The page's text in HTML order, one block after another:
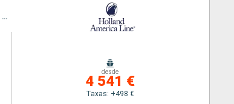
Itinerário : Tokyo, Shimizu, Osaka, Hiroshima, Pusan, Sakai-Minato, Maizuru, Kanazawa, Hakodate, Miyako, hittachinaka, Tokyo, Kobe, kochi, Kagoshima, Fukuoka, Sokcho, Kanazawa, Sakata, Hakodate, aomori, Miyako, Tokyo
desde
4 541 €
Taxas: +498 €